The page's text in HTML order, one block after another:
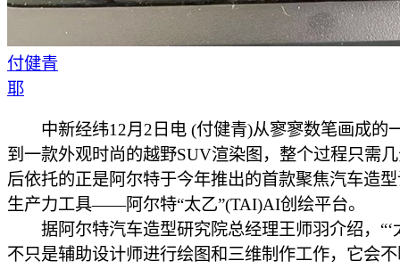
付健青
耶
中新经纬12月2日电 (付健青)从寥寥数笔画成的
到一款外观时尚的越野SUV渲染图，整个过程只需
后依托的正是阿尔特于今年推出的首款聚焦汽车造
生产力工具——阿尔特“太乙”(TAI)AI创绘平台。
据阿尔特汽车造型研究院总经理王师羽介绍，“‘
不只是辅助设计师进行绘图和三维制作工作，它会